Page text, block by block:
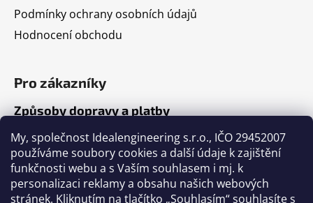
My, společnost Idealengineering s.r.o., IČO 29452007
používáme soubory cookies a další údaje k zajištění
funkčnosti webu a s Vaším souhlasem i mj. k
personalizaci reklamy a obsahu našich webových
stránek. Kliknutím na tlačítko „Souhlasím“ souhlasíte s
Podmínky ochrany osobních údajů
Hodnocení obchodu
Pro zákazníky
Způsoby dopravy a platby
Jak nakupovat
Články